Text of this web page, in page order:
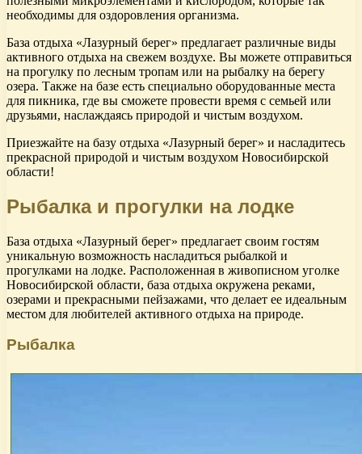
необходимы для оздоровления организма.
База отдыха «Лазурный берег» предлагает различные виды
активного отдыха на свежем воздухе. Вы можете отправиться
на прогулку по лесным тропам или на рыбалку на берегу
озера. Также на базе есть специально оборудованные места
для пикника, где вы сможете провести время с семьей или
друзьями, наслаждаясь природой и чистым воздухом.
Приезжайте на базу отдыха «Лазурный берег» и насладитесь
прекрасной природой и чистым воздухом Новосибирской
области!
Рыбалка и прогулки на лодке
База отдыха «Лазурный берег» предлагает своим гостям
уникальную возможность насладиться рыбалкой и
прогулками на лодке. Расположенная в живописном уголке
Новосибирской области, база отдыха окружена реками,
озерами и прекрасными пейзажами, что делает ее идеальным
местом для любителей активного отдыха на природе.
Рыбалка